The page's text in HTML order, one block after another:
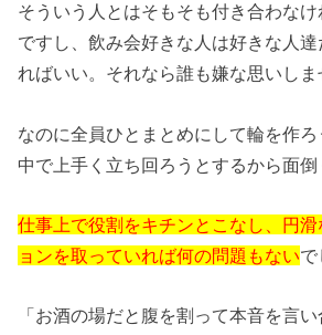
そういう人とはそもそも付き合わな
ですし、飲み会好きな人は好きな人
ればいい。それなら誰も嫌な思いしま
なのに全員ひとまとめにして輪を作
中で上手く立ち回ろうとするから面倒
仕事上で役割をキチンとこなし、円
ョンを取っていれば何の問題もないで
「お酒の場だと腹を割って本音を言